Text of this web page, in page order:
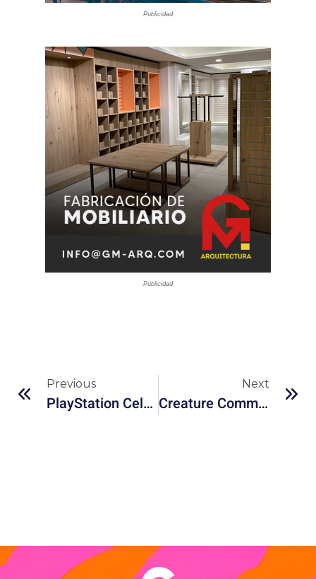
Publicidad
Publicidad
Previous
PlayStation Celebra 30 Años Con Una Edición Especial Del PS5
Next
Creature Commandos: La Nueva Joya Animada Del DC Universe